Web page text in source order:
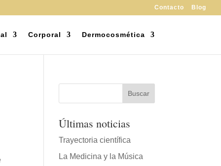
Contacto Blog
Corporal Dermocosmética
Últimas noticias
Trayectoria científica
La Medicina y la Música